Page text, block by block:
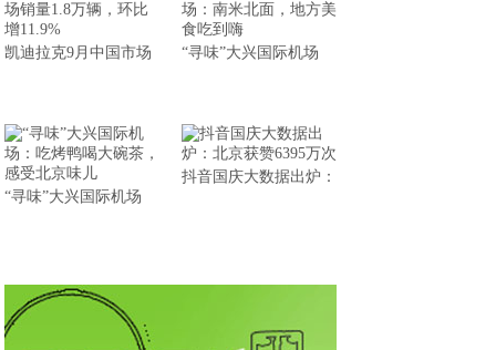
凯迪拉克9月中国市场 “寻味”大兴国际机场
“寻味”大兴国际机场
抖音国庆大数据出炉：